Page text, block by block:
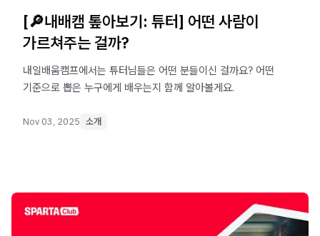
[🔎내배캠 톺아보기: 튜터] 어떤 사람이
가르쳐주는 걸까?
내일배움캠프에서는 튜터님들은 어떤 분들이신 걸까요? 어떤
기준으로 뽑은 누구에게 배우는지 함께 알아볼게요.
Nov 03, 2025 소개